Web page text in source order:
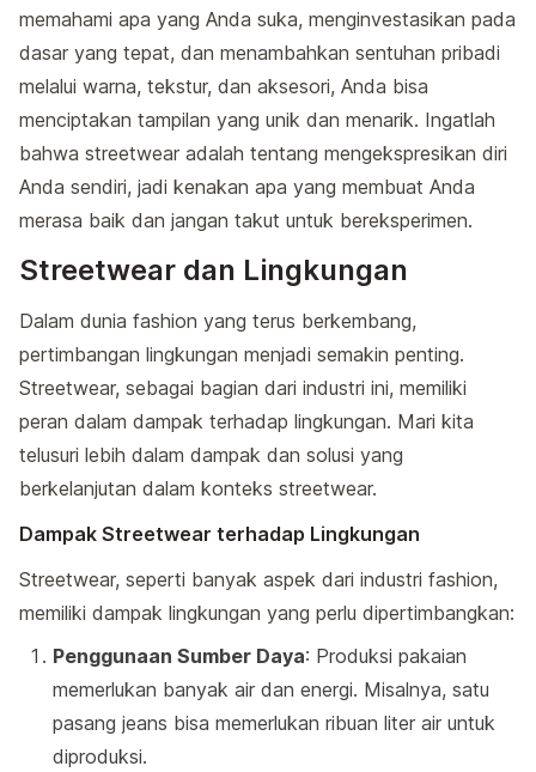
memahami apa yang Anda suka, menginvestasikan pada
dasar yang tepat, dan menambahkan sentuhan pribadi
melalui warna, tekstur, dan aksesori, Anda bisa
menciptakan tampilan yang unik dan menarik. Ingatlah
bahwa streetwear adalah tentang mengekspresikan diri
Anda sendiri, jadi kenakan apa yang membuat Anda
merasa baik dan jangan takut untuk bereksperimen.
Streetwear dan Lingkungan
Dalam dunia fashion yang terus berkembang,
pertimbangan lingkungan menjadi semakin penting.
Streetwear, sebagai bagian dari industri ini, memiliki
peran dalam dampak terhadap lingkungan. Mari kita
telusuri lebih dalam dampak dan solusi yang
berkelanjutan dalam konteks streetwear.
Dampak Streetwear terhadap Lingkungan
Streetwear, seperti banyak aspek dari industri fashion,
memiliki dampak lingkungan yang perlu dipertimbangkan:
Penggunaan Sumber Daya: Produksi pakaian
memerlukan banyak air dan energi. Misalnya, satu
pasang jeans bisa memerlukan ribuan liter air untuk
diproduksi.